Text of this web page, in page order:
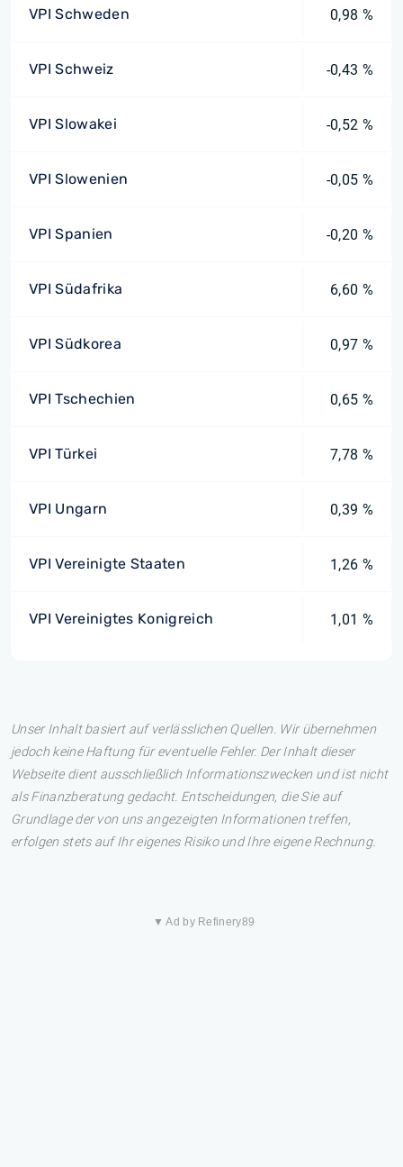
VPI Schweden 0,98 %
VPI Schweiz -0,43 %
VPI Slowakei -0,52 %
VPI Slowenien -0,05 %
VPI Spanien -0,20 %
VPI Südafrika 6,60 %
VPI Südkorea 0,97 %
VPI Tschechien 0,65 %
VPI Türkei 7,78 %
VPI Ungarn 0,39 %
VPI Vereinigte Staaten 1,26 %
VPI Vereinigtes Konigreich 1,01 %
Unser Inhalt basiert auf verlässlichen Quellen. Wir übernehmen
jedoch keine Haftung für eventuelle Fehler. Der Inhalt dieser
Webseite dient ausschließlich Informationszwecken und ist nicht
als Finanzberatung gedacht. Entscheidungen, die Sie auf
Grundlage der von uns angezeigten Informationen treffen,
erfolgen stets auf Ihr eigenes Risiko und Ihre eigene Rechnung.
▼ Ad by Refinery89